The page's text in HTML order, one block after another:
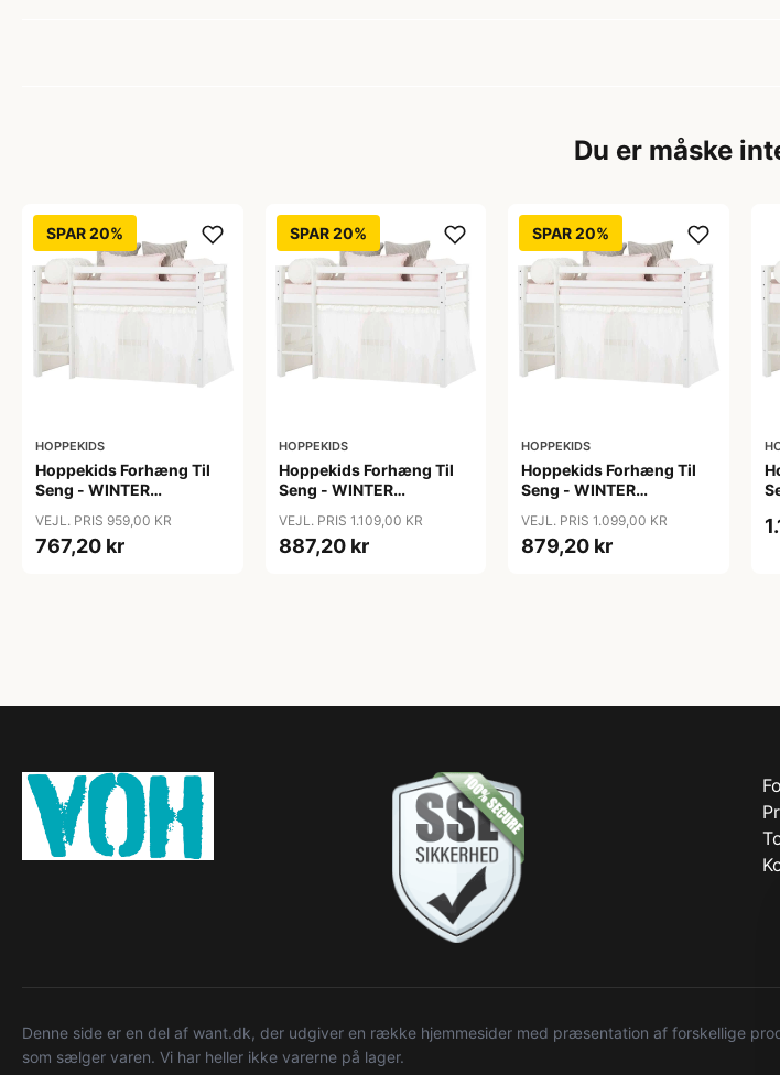
Du er måske
SPAR 20%
HOPPEKIDS
Hoppekids Forhæng Til
Seng - WINTER
Flere Størrelser
VEJL. PRIS 959,00 KR
767,20 kr
SPAR 20%
HOPPEKIDS
Hoppekids Forhæng Til
Seng - WINTER
Flere Størrelser
VEJL. PRIS 1.109,00 KR
887,20 kr
SPAR 20%
HOPPEKIDS
Hoppekids Forhæng Til
Seng - WINTER
Flere Størrelser
VEJL. PRIS 1.099,00 KR
879,20 kr
Denne side er en del af want.dk, der udgiver en række hjemmesider med præsentation af forskellige
som sælger varen. Vi har heller ikke varerne på lager.